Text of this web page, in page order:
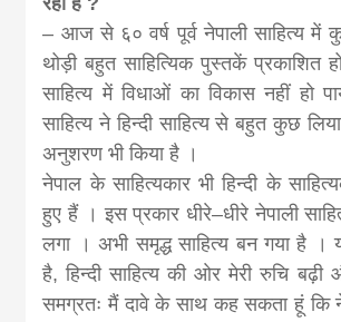
– आज से ६० वर्ष पूर्व नेपाली साहित्य में
थोड़ी बहुत साहित्यिक पुस्तकें प्रकाशित
साहित्य में विधाओं का विकास नहीं हो
साहित्य ने हिन्दी साहित्य से बहुत कुछ
अनुशरण भी किया है ।
नेपाल के साहित्यकार भी हिन्दी के
हुए हैं । इस प्रकार धीरे–धीरे नेपाली
लगा । अभी समृद्ध साहित्य बन गया है ।
है, हिन्दी साहित्य की ओर मेरी रुचि
समग्रतः मैं दावे के साथ कह सकता हूं कि